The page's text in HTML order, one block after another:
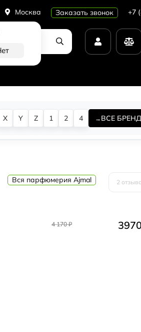
Москва Заказать звонок +7
X Y Z 1 2 4 ВСЕ
Вся парфюмерия Ajmal 2 отзыва
4 170₽ 3970